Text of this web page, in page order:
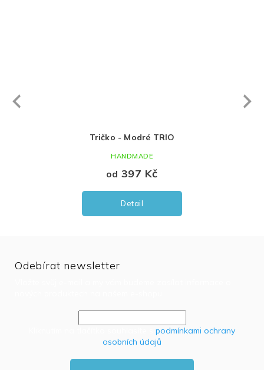
Tričko - Modré TRIO
od 397 Kč
Detail
HANDMADE
Next
Odebírat newsletter
podmínkami ochrany
osobních údajů